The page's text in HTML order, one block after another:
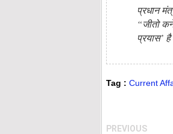
प्रधान
“जीतो
प्रयास’
Tag : Current
PREVIOUS